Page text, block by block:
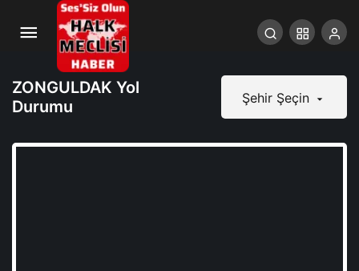
ZONGULDAK Yol
Durumu
Şehir Şeçin